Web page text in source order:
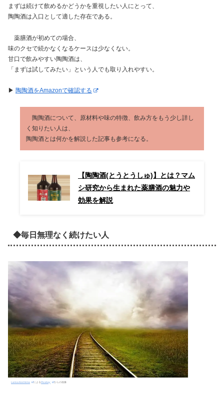
まずは続けて飲めるかどうかを重視したい人にとって、
陶陶酒は入口として適した存在である。
薬膳酒が初めての場合、
味のクセで続かなくなるケースは少なくない。
甘口で飲みやすい陶陶酒は、
「まずは試してみたい」という人でも取り入れやすい。
▶︎ 陶陶酒をAmazonで確認する
陶陶酒について、原材料や味の特徴、飲み方をもう少し詳し
く知りたい人は、
陶陶酒とは何かを解説した記事も参考になる。
【陶陶酒(とうとうしゅ)】とは？マム
シ研究から生まれた薬膳酒の魅力や
効果を解説
◆毎日無理なく続けたい人
Larisa Koshkina によるPixabay からの画像